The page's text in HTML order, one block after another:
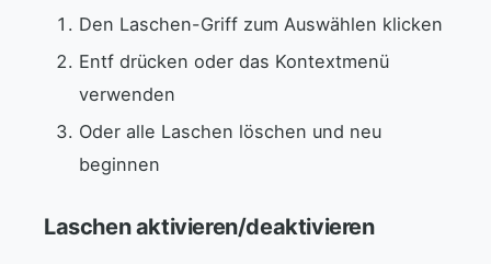
Den Laschen-Griff zum Auswählen klicken
Entf drücken oder das Kontextmenü
verwenden
Oder alle Laschen löschen und neu
beginnen
Laschen aktivieren/deaktivieren